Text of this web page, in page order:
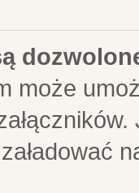
może